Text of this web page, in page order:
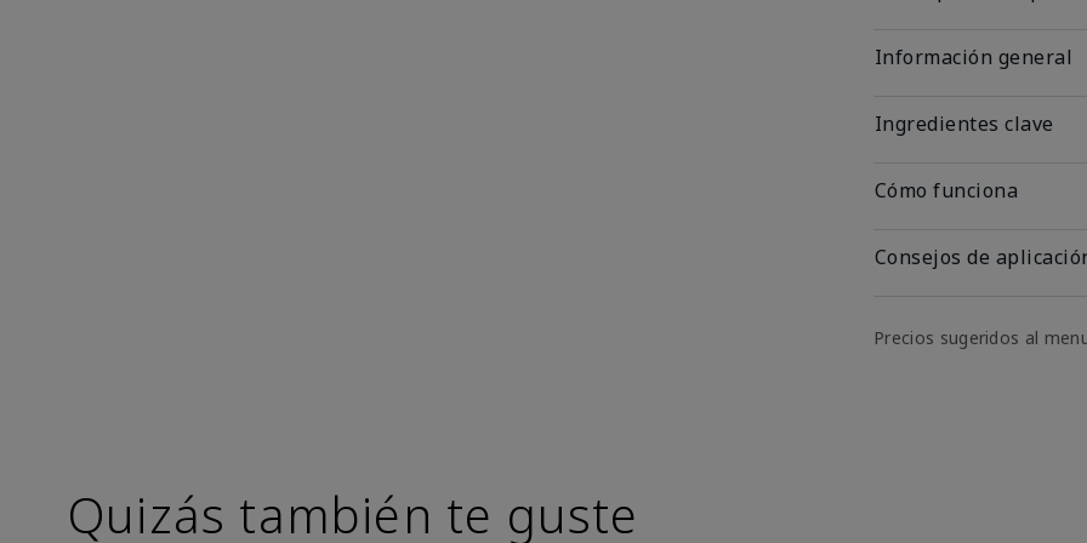
Información general
Ingredientes clave
Cómo funciona
Consejos de
Precios sugeridos al
Quizás también te guste